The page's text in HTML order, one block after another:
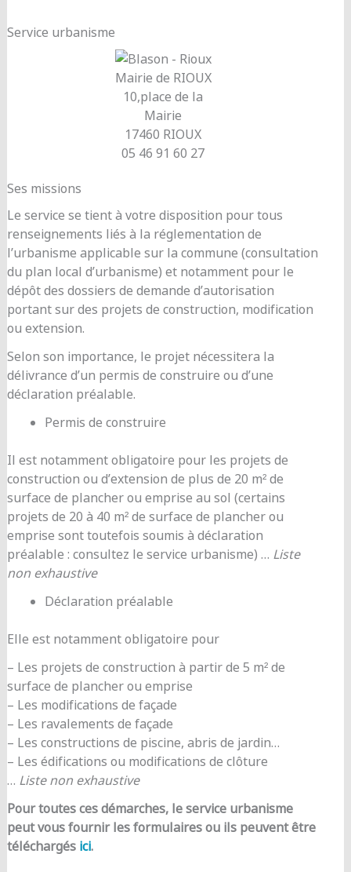
Service urbanisme
Mairie de RIOUX
10,place de la
Mairie
17460 RIOUX
05 46 91 60 27
Ses missions
Le service se tient à votre disposition pour tous
renseignements liés à la réglementation de
l’urbanisme applicable sur la commune (consultation
du plan local d’urbanisme) et notamment pour le
dépôt des dossiers de demande d’autorisation
portant sur des projets de construction, modification
ou extension.
Selon son importance, le projet nécessitera la
délivrance d’un permis de construire ou d’une
déclaration préalable.
Permis de construire
Il est notamment obligatoire pour les projets de
construction ou d’extension de plus de 20 m² de
surface de plancher ou emprise au sol (certains
projets de 20 à 40 m² de surface de plancher ou
emprise sont toutefois soumis à déclaration
préalable : consultez le service urbanisme) … Liste
non exhaustive
Déclaration préalable
Elle est notamment obligatoire pour
– Les projets de construction à partir de 5 m² de
surface de plancher ou emprise
– Les modifications de façade
– Les ravalements de façade
– Les constructions de piscine, abris de jardin…
– Les édifications ou modifications de clôture
… Liste non exhaustive
Pour toutes ces démarches, le service urbanisme
peut vous fournir les formulaires ou ils peuvent être
téléchargés ici.